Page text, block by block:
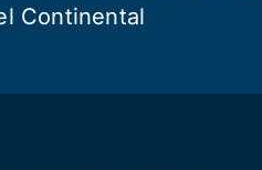
Continental